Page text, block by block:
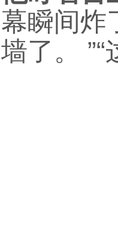
幕瞬间炸
墙了。